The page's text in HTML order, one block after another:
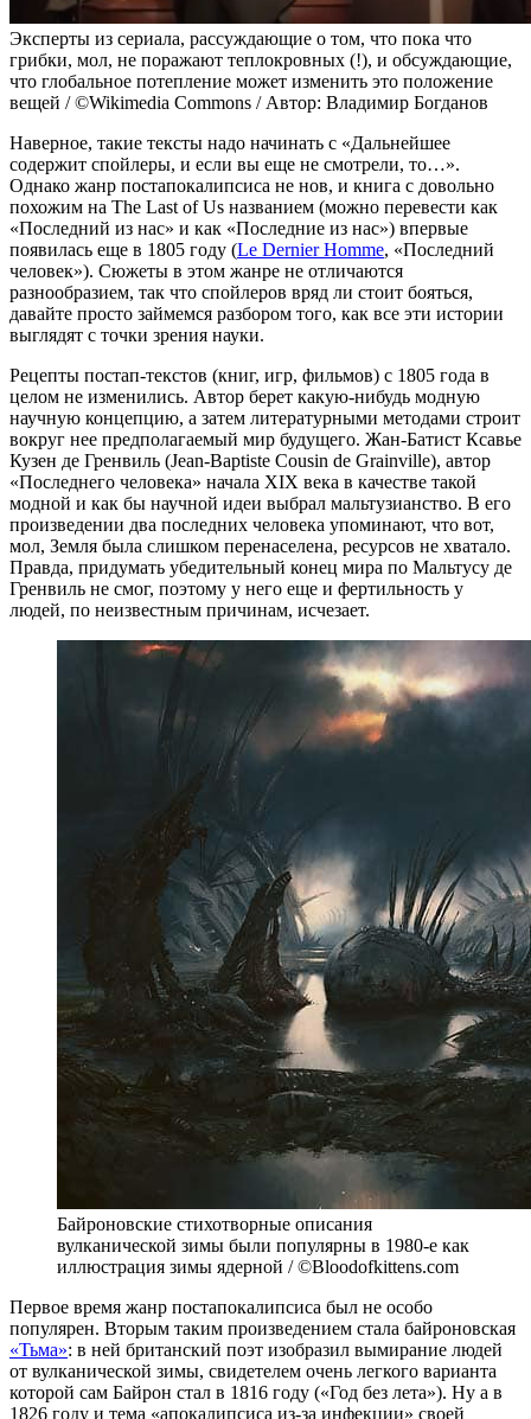
Эксперты из сериала, рассуждающие о том, что пока что
грибки, мол, не поражают теплокровных (!), и обсуждающие,
что глобальное потепление может изменить это положение
вещей / ©Wikimedia Commons / Автор: Владимир Богданов
Наверное, такие тексты надо начинать с «Дальнейшее
содержит спойлеры, и если вы еще не смотрели, то…».
Однако жанр постапокалипсиса не нов, и книга с довольно
похожим на The Last of Us названием (можно перевести как
«Последний из нас» и как «Последние из нас») впервые
появилась еще в 1805 году (Le Dernier Homme, «Последний
человек»). Сюжеты в этом жанре не отличаются
разнообразием, так что спойлеров вряд ли стоит бояться,
давайте просто займемся разбором того, как все эти истории
выглядят с точки зрения науки.
Рецепты постап-текстов (книг, игр, фильмов) с 1805 года в
целом не изменились. Автор берет какую-нибудь модную
научную концепцию, а затем литературными методами строит
вокруг нее предполагаемый мир будущего. Жан-Батист Ксавье
Кузен де Гренвиль (Jean-Baptiste Cousin de Grainville), автор
«Последнего человека» начала XIX века в качестве такой
модной и как бы научной идеи выбрал мальтузианство. В его
произведении два последних человека упоминают, что вот,
мол, Земля была слишком перенаселена, ресурсов не хватало.
Правда, придумать убедительный конец мира по Мальтусу де
Гренвиль не смог, поэтому у него еще и фертильность у
людей, по неизвестным причинам, исчезает.
Байроновские стихотворные описания
вулканической зимы были популярны в 1980-е как
иллюстрация зимы ядерной / ©Bloodofkittens.com
Первое время жанр постапокалипсиса был не особо
популярен. Вторым таким произведением стала байроновская
«Тьма»: в ней британский поэт изобразил вымирание людей
от вулканической зимы, свидетелем очень легкого варианта
которой сам Байрон стал в 1816 году («Год без лета»). Ну а в
1826 году и тема «апокалипсиса из-за инфекции» своей